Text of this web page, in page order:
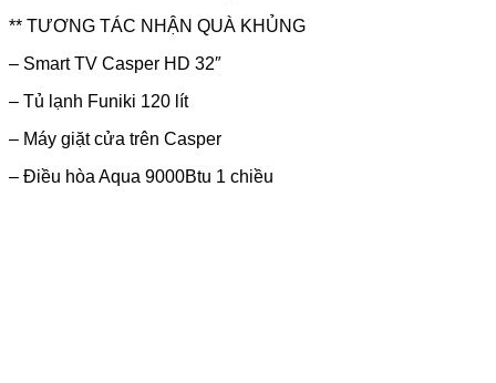
** TƯƠNG TÁC NHẬN QUÀ KHỦNG
– Smart TV Casper HD 32″
– Tủ lạnh Funiki 120 lít
– Máy giặt cửa trên Casper
– Điều hòa Aqua 9000Btu 1 chiều